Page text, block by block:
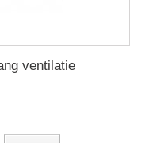
ventilatie